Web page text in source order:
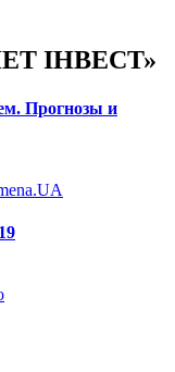
ІНВЕСТ»
Прогнозы и